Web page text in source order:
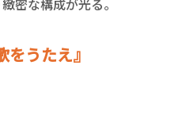
密な構成が光る。
うたえ』